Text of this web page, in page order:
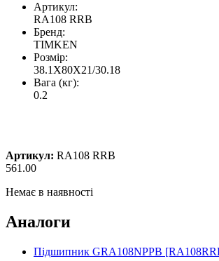
Артикул:
RA108 RRB
Бренд:
TIMKEN
Розмір:
38.1X80X21/30.18
Вага (кг):
0.2
Артикул: RA108 RRB
561.00
Немає в наявності
Аналоги
Підшипник GRA108NPPB